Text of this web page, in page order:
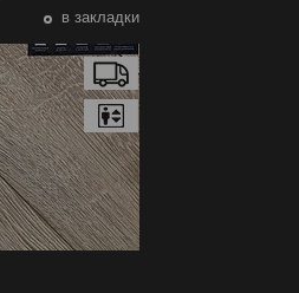
в закладки